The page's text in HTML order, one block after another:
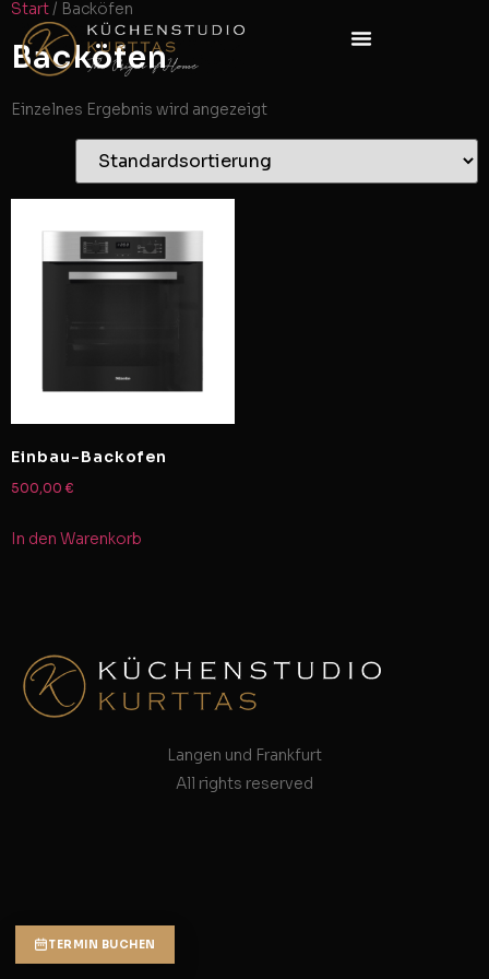
Start/ Backöfen
Backöfen
Einzelnes Ergebnis wird angezeigt
Einbau-Backofen
500,00€
In den Warenkorb
Langen und Frankfurt
All rights reserved
TERMIN BUCHEN